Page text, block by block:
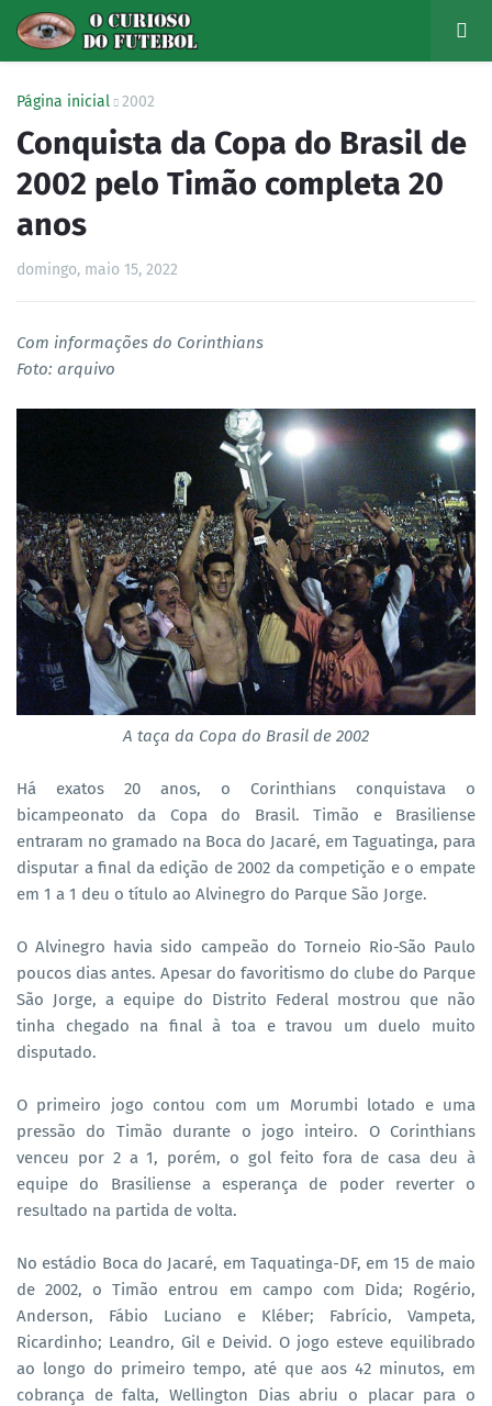
Página inicial 2002
Conquista da Copa do Brasil de
2002 pelo Timão completa 20
anos
domingo, maio 15, 2022
Com informações do Corinthians
Foto: arquivo
A taça da Copa do Brasil de 2002
Há exatos 20 anos, o Corinthians conquistava o
bicampeonato da Copa do Brasil. Timão e Brasiliense
entraram no gramado na Boca do Jacaré, em Taguatinga, para
disputar a final da edição de 2002 da competição e o empate
em 1 a 1 deu o título ao Alvinegro do Parque São Jorge.
O Alvinegro havia sido campeão do Torneio Rio-São Paulo
poucos dias antes. Apesar do favoritismo do clube do Parque
São Jorge, a equipe do Distrito Federal mostrou que não
tinha chegado na final à toa e travou um duelo muito
disputado.
O primeiro jogo contou com um Morumbi lotado e uma
pressão do Timão durante o jogo inteiro. O Corinthians
venceu por 2 a 1, porém, o gol feito fora de casa deu à
equipe do Brasiliense a esperança de poder reverter o
resultado na partida de volta.
No estádio Boca do Jacaré, em Taquatinga-DF, em 15 de maio
de 2002, o Timão entrou em campo com Dida; Rogério,
Anderson, Fábio Luciano e Kléber; Fabrício, Vampeta,
Ricardinho; Leandro, Gil e Deivid. O jogo esteve equilibrado
ao longo do primeiro tempo, até que aos 42 minutos, em
cobrança de falta, Wellington Dias abriu o placar para o